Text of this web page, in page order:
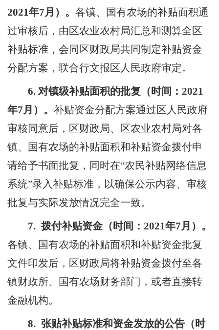
2021年7月）。 各镇、
国有农场的补贴面积通
过审核后，由区农业农村局汇总和测算全区
补贴标准，会同区财政局共同制定补贴资金
分配方案，联合行文报区人民政府审定。
6. 对镇级补贴面积的批复（时间： 2021
年7月）。 补贴资金分配方案通过区人民政府
审核同意后，区财政局、区农业农村局对各
镇、
国有农场的补贴面积和补贴资金拨付申
请给予书面批复，同时在“农民补贴网络信息
系统”录入补贴标准，以确保公示内容、审核
批复与实际发放情况完全一致。
7. 拨付补贴资金（时间： 2021年7月）。
各镇、
国有农场的补贴面积和补贴资金批复
文件印发后，区财政局将补贴资金拨付至各
镇财政所、国有农场财务部门，或者直接转
金融机构。
8. 张贴补贴标准和资金发放的公告（时